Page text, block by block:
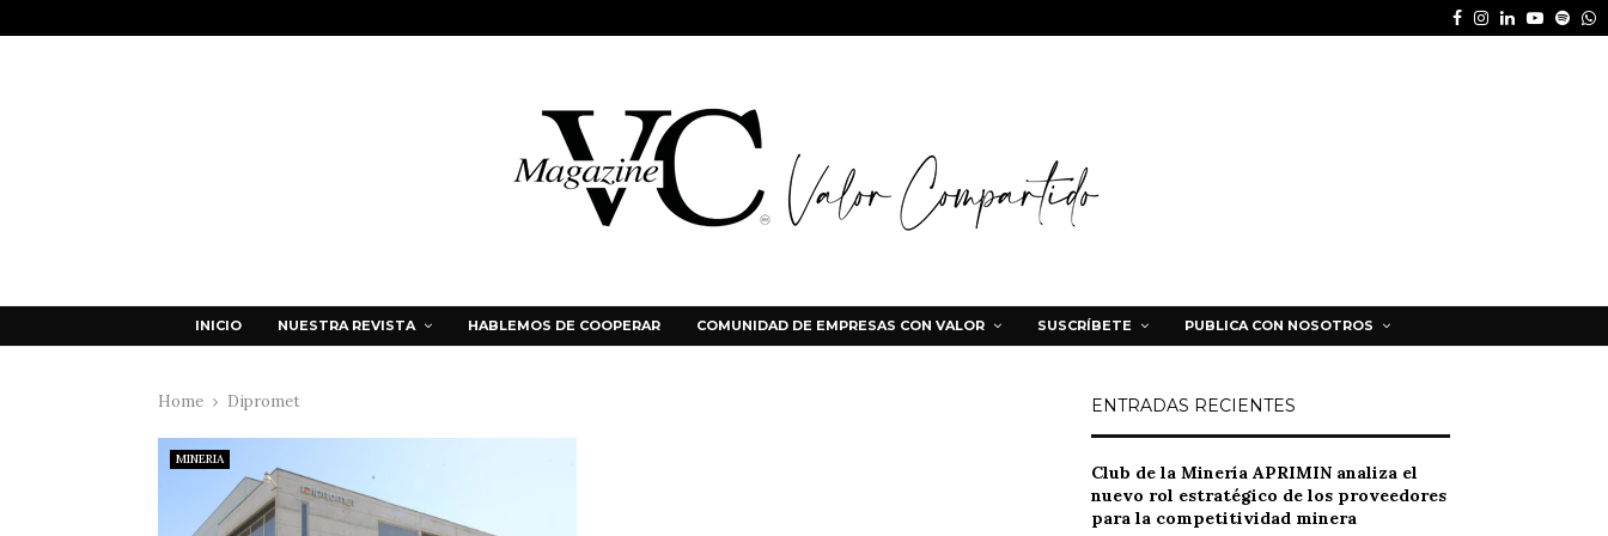
Facebook
Instagram
LinkedinYoutube
INICIO NUESTRA REVISTA HABLEMOS DE COOPERAR COMUNIDAD DE EMPRESAS CON VALOR SUSCRÍBETE PUBLICA CON NOSOTROS
Home Dipromet
MINERIA
ENTRADAS RECIENTES
Club de la Minería APRIMIN analiza el
nuevo rol estratégico de los proveedores
para la competitividad minera